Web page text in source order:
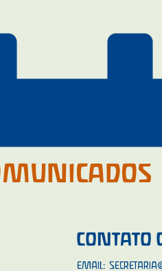
COM A ESCOLA
SECRETARIA@ESCOLAACALENTO.COMOU